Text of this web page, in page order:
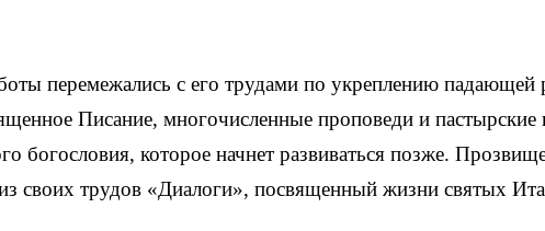
перемежались с его трудами по укреплению падающей
Писание, многочисленные проповеди и пастырские
богословия, которое начнет развиваться позже.
своих трудов «Диалоги», посвященный жизни святых